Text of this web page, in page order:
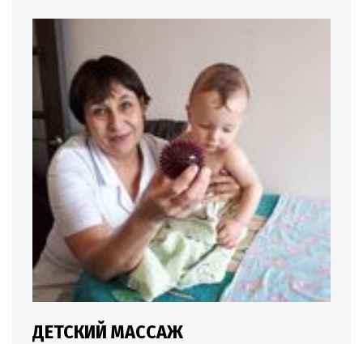
ДЕТСКИЙ МАССАЖ